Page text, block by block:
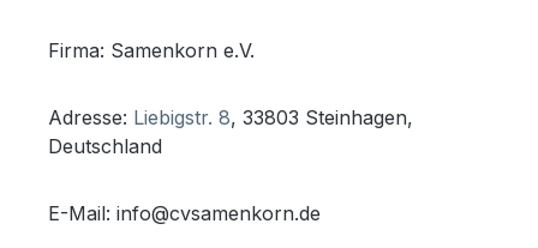
Firma: Samenkorn e.V.
Adresse: Liebigstr. 8, 33803 Steinhagen,
Deutschland
E-Mail: info@cvsamenkorn.de